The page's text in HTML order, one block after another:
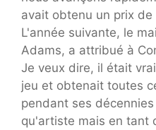
avait obtenu un prix de
L'année suivante, le
Adams, a attribué à
Je veux dire, il était
jeu et obtenait toutes
pendant ses
qu'artiste mais en tant